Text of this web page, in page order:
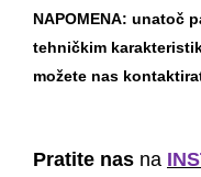
NAPOMENA: unatoč
tehničkim
možete nas
Pratite nas na